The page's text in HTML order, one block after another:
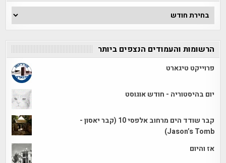
ארכיון
הכתבות
הרשומות והעמודים הנצפים ביותר
פרוייקט טיגארט
יום בהיסטוריה - חודש אוגוסט
קבר שודד הים מרחוב אלפסי 10 (קבר יאסון -
Jason’s Tomb)
אז והיום